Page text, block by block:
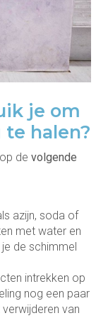
je om
halen?
de volgende
azijn, soda of
met water en
de schimmel
intrekken op
nog een paar
van